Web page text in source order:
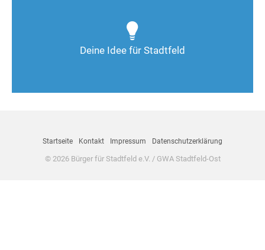
Deine Idee für Stadtfeld
Deine Ideen sind gefragt!
Startseite Kontakt Impressum Datenschutzerklärung
© 2026 Bürger für Stadtfeld e.V. / GWA Stadtfeld-Ost